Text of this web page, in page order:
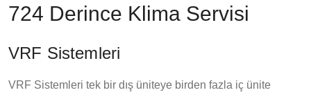
724 Derince Klima Servisi
VRF Sistemleri
VRF Sistemleri tek bir dış üniteye birden fazla iç ünite